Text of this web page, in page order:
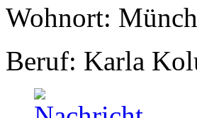
Wohnort:
Beruf: Karla